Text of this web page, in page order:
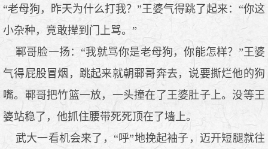
“老母狗，昨天为什么打我？”王婆气得跳了起来：“你这
小杂种，竟敢撵到门上骂。”
鄆哥脸一扬：“我就骂你是老母狗，你能怎样？”王婆
气得屁股冒烟，跳起来就朝鄆哥奔去，说要撕烂他的狗
嘴。鄆哥把竹篮一放，一头撞在了王婆肚子上。没等王
婆站稳了，他抓住腰带死死顶在了墙上。
武大一看机会来了，“呼”地挽起袖子，迈开短腿就往